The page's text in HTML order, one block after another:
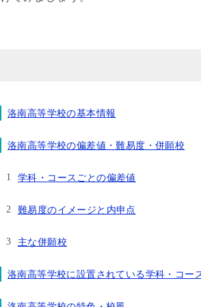
洛南高等学校の基本情報
洛南高等学校の偏差値・難易度・併願校
学科・コースごとの偏差値
難易度のイメージと内申点
主な併願校
洛南高等学校に設置されている学科・コー